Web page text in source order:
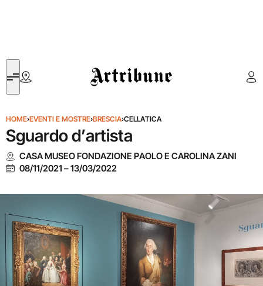
Artribune
HOME›EVENTI E MOSTRE›BRESCIA›CELLATICA
Sguardo d’artista
CASA MUSEO FONDAZIONE PAOLO E CAROLINA ZANI
08/11/2021 –13/03/2022